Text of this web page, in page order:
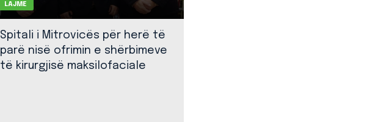
LAJME
Spitali i Mitrovicës për herë të
parë nisë ofrimin e shërbimeve
të kirurgjisë maksilofaciale